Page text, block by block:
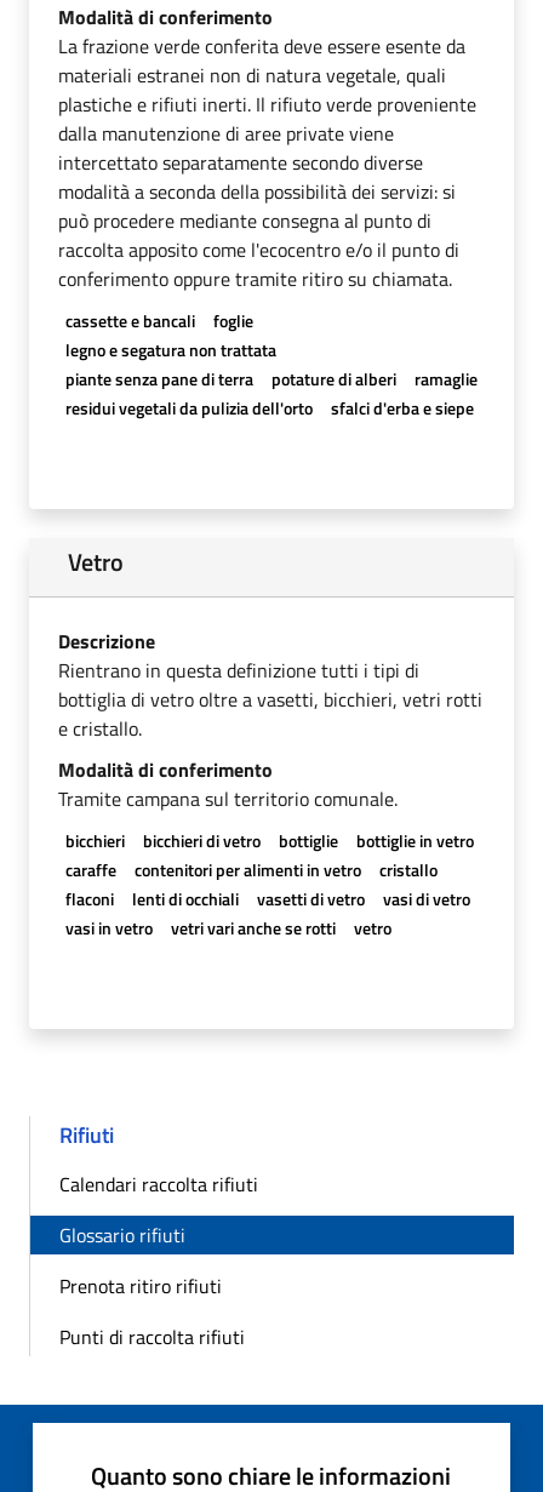
Modalità di conferimento
La frazione verde conferita deve essere esente da
materiali estranei non di natura vegetale, quali
plastiche e rifiuti inerti. Il rifiuto verde proveniente
dalla manutenzione di aree private viene
intercettato separatamente secondo diverse
modalità a seconda della possibilità dei servizi: si
può procedere mediante consegna al punto di
raccolta apposito come l'ecocentro e/o il punto di
conferimento oppure tramite ritiro su chiamata.
cassette e bancali
foglie
legno e segatura non trattata
piante senza pane di terra
potature di alberi
ramaglie
residui vegetali da pulizia dell'orto
sfalci d'erba e siepe
Vetro
Descrizione
Rientrano in questa definizione tutti i tipi di
bottiglia di vetro oltre a vasetti, bicchieri, vetri rotti
e cristallo.
Modalità di conferimento
Tramite campana sul territorio comunale.
bicchieri bicchieri di vetro bottiglie
bottiglie in vetro
caraffe
contenitori per alimenti in vetro
cristallo
flaconi
lenti di occhiali vasetti di vetro
vasi di vetro
vasi in vetro
vetri vari anche se rotti vetro
Rifiuti
Calendari raccolta rifiuti
Glossario rifiuti
Prenota ritiro rifiuti
Punti di raccolta rifiuti
Quanto sono chiare le informazioni